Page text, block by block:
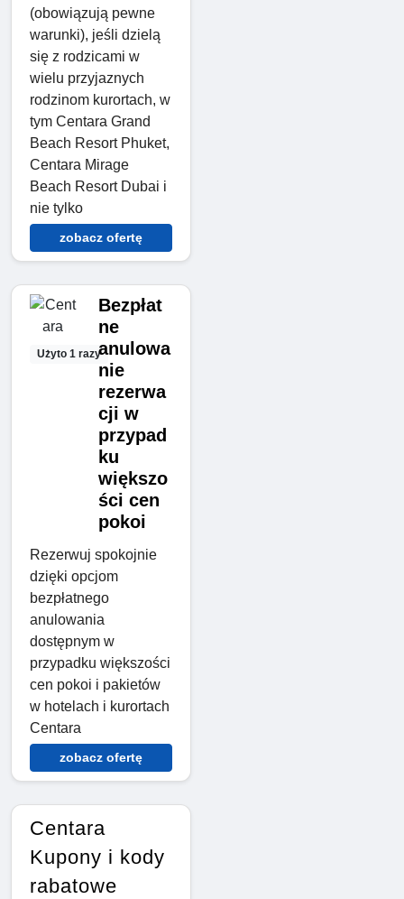
(obowiązują pewne
warunki), jeśli dzielą
się z rodzicami w
wielu przyjaznych
rodzinom kurortach, w
tym Centara Grand
Beach Resort Phuket,
Centara Mirage
Beach Resort Dubai i
nie tylko
zobacz ofertę
Użyto 1 razy
Bezpłat
ne
anulowa
nie
rezerwa
cji w
przypad
ku
większo
ści cen
pokoi
Rezerwuj spokojnie
dzięki opcjom
bezpłatnego
anulowania
dostępnym w
przypadku większości
cen pokoi i pakietów
w hotelach i kurortach
Centara
zobacz ofertę
Centara
Kupony i kody
rabatowe